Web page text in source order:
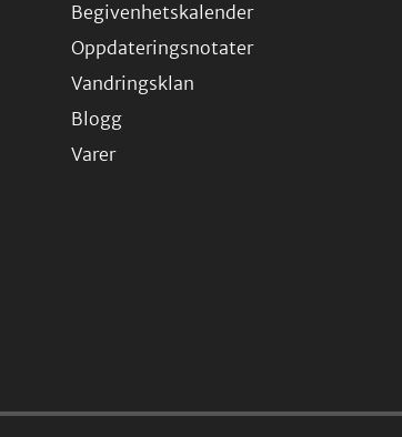
Begivenhetskalender
Oppdateringsnotater
Vandringsklan
Blogg
Varer